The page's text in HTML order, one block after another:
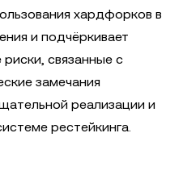
хардфорков в
и подчёркивает
связанные с
замечания
реализации и
рестейкинга.